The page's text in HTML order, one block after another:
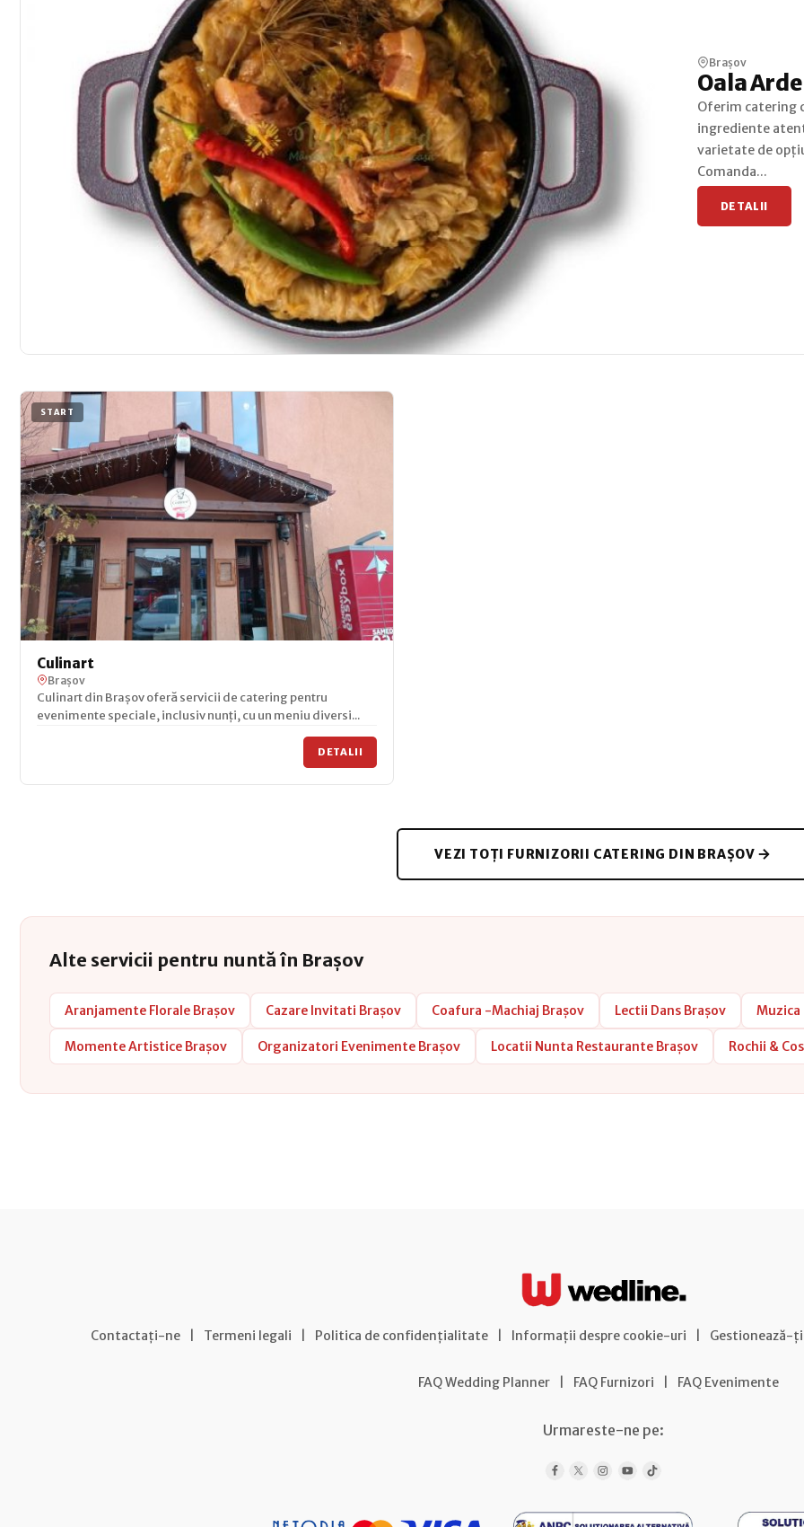
Brașov
Oala
Oferim catering
ingrediente
varietate de
Comanda...
DETALII
START
Culinart
Brașov
Culinart din Brașov oferă servicii de catering pentru
evenimente speciale, inclusiv nunți, cu un meniu diversi...
DETALII
VEZI TOȚI FURNIZORII CATERING DIN BRAȘOV
Alte servicii pentru nuntă în Brașov
Aranjamente Florale Brașov Cazare Invitati Brașov Coafura -Machiaj Brașov Lectii Dans Brașov Muzica
Momente Artistice Brașov Organizatori Evenimente Brașov Locatii Nunta Restaurante Brașov Rochii &
Contactați-ne Termeni legali Politica de confidențialitate Informații despre cookie-uri Gestionează-
FAQ Wedding Planner FAQ Furnizori FAQ Evenimente
Urmareste-ne pe: